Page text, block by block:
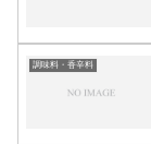
調味料・香辛料